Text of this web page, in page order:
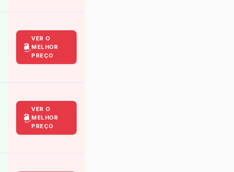
VER O
MELHOR
PREÇO
VER O
MELHOR
PREÇO